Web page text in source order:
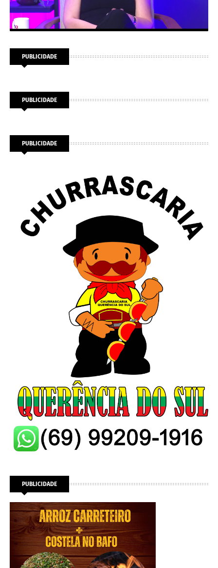
PUBLICIDADE
PUBLICIDADE
PUBLICIDADE
PUBLICIDADE